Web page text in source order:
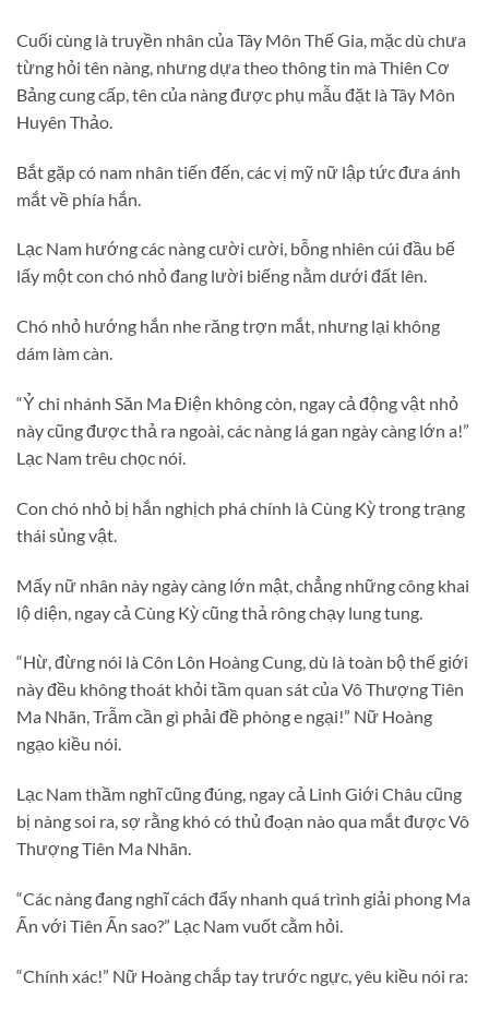
Cuối cùng là truyền nhân của Tây Môn Thế Gia, mặc dù chưa
từng hỏi tên nàng, nhưng dựa theo thông tin mà Thiên Cơ
Bảng cung cấp, tên của nàng được phụ mẫu đặt là Tây Môn
Huyên Thảo.
Bắt gặp có nam nhân tiến đến, các vị mỹ nữ lập tức đưa ánh
mắt về phía hắn.
Lạc Nam hướng các nàng cười cười, bỗng nhiên cúi đầu bế
lấy một con chó nhỏ đang lười biếng nằm dưới đất lên.
Chó nhỏ hướng hắn nhe răng trợn mắt, nhưng lại không
dám làm càn.
“Ỷ chi nhánh Săn Ma Điện không còn, ngay cả động vật nhỏ
này cũng được thả ra ngoài, các nàng lá gan ngày càng lớn a!”
Lạc Nam trêu chọc nói.
Con chó nhỏ bị hắn nghịch phá chính là Cùng Kỳ trong trạng
thái sủng vật.
Mấy nữ nhân này ngày càng lớn mật, chẳng những công khai
lộ diện, ngay cả Cùng Kỳ cũng thả rông chạy lung tung.
“Hừ, đừng nói là Côn Lôn Hoàng Cung, dù là toàn bộ thế giới
này đều không thoát khỏi tầm quan sát của Vô Thượng Tiên
Ma Nhãn, Trẫm cần gì phải đề phòng e ngại!” Nữ Hoàng
ngạo kiều nói.
Lạc Nam thầm nghĩ cũng đúng, ngay cả Linh Giới Châu cũng
bị nàng soi ra, sợ rằng khó có thủ đoạn nào qua mắt được Vô
Thượng Tiên Ma Nhãn.
“Các nàng đang nghĩ cách đẩy nhanh quá trình giải phong Ma
Ấn với Tiên Ấn sao?” Lạc Nam vuốt cằm hỏi.
“Chính xác!” Nữ Hoàng chắp tay trước ngực, yêu kiều nói ra: